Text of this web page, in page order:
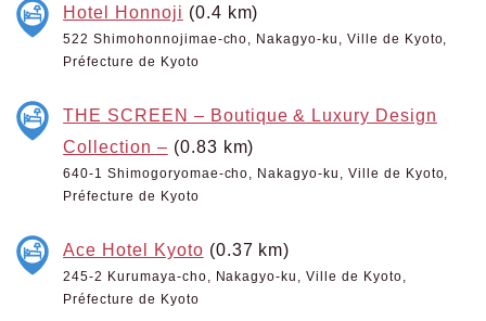
Hotel Honnoji (0.4 km)
522 Shimohonnojimae-cho, Nakagyo-ku, Ville de Kyoto,
Préfecture de Kyoto
THE SCREEN – Boutique & Luxury Design
Collection – (0.83 km)
640-1 Shimogoryomae-cho, Nakagyo-ku, Ville de Kyoto,
Préfecture de Kyoto
Ace Hotel Kyoto (0.37 km)
245-2 Kurumaya-cho, Nakagyo-ku, Ville de Kyoto,
Préfecture de Kyoto